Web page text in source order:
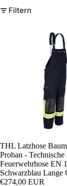
Filtern
THL Latzhose
Proban -
Feuerwehrhose EN
Schwarzblau Lange
€274,00 EUR